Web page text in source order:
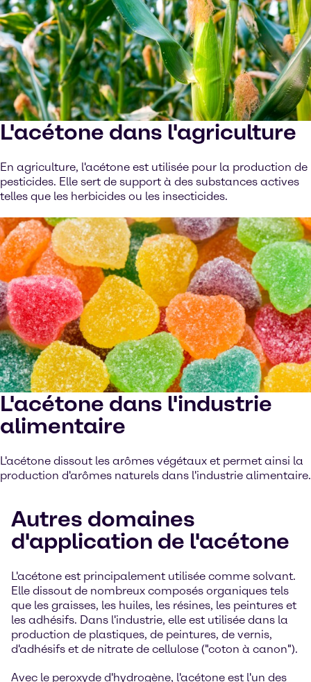
L'acétone dans l'agriculture
En agriculture, l'acétone est utilisée pour la production de
pesticides. Elle sert de support à des substances actives
telles que les herbicides ou les insecticides.
L'acétone dans l'industrie
alimentaire
L'acétone dissout les arômes végétaux et permet ainsi la
production d'arômes naturels dans l'industrie alimentaire.
Autres domaines
d'application de l'acétone
L'acétone est principalement utilisée comme solvant.
Elle dissout de nombreux composés organiques tels
que les graisses, les huiles, les résines, les peintures et
les adhésifs. Dans l'industrie, elle est utilisée dans la
production de plastiques, de peintures, de vernis,
d'adhésifs et de nitrate de cellulose ("coton à canon").
Avec le peroxyde d'hydrogène, l'acétone est l'un des